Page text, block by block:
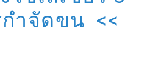
ำจัดขน <<